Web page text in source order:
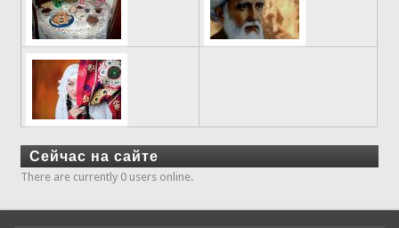
Сейчас на сайте
There are currently 0 users online.